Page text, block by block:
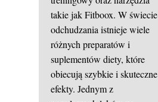
takie jak Fitboox. W świecie
odchudzania istnieje wiele
różnych preparatów i
suplementów diety, które
obiecują szybkie i skuteczne
efekty. Jednym z